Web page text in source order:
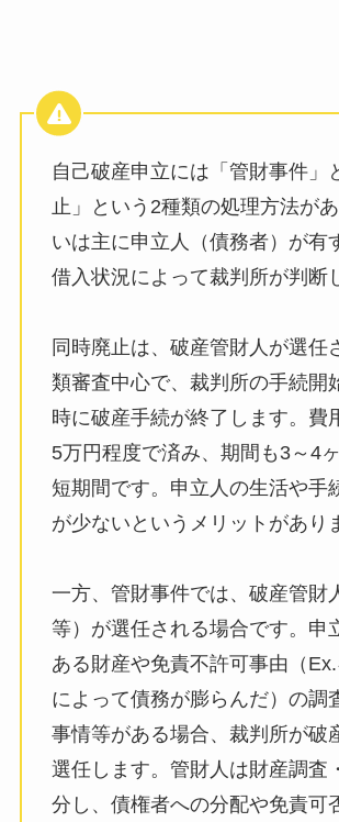
自己破産申立には「管財事件」
止」という2種類の処理方法が
いは主に申立人（債務者）が有
借入状況によって裁判所が判断
同時廃止は、破産管財人が選任
類審査中心で、裁判所の手続開
時に破産手続が終了します。費
5万円程度で済み、期間も3～4
短期間です。申立人の生活や手
が少ないというメリットがあり
一方、管財事件では、破産管財
等）が選任される場合です。申
ある財産や免責不許可事由（
によって債務が膨らんだ）の調
事情等がある場合、裁判所が破
選任します。管財人は財産調査
分し、債権者への分配や免責可